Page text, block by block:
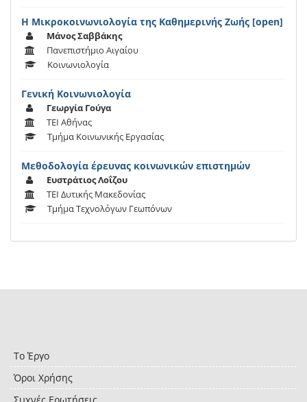
Η Μικροκοινωνιολογία της Καθημερινής Ζωής [open]
Μάνος Σαββάκης
Πανεπιστήμιο Αιγαίου
Κοινωνιολογία
Γενική Κοινωνιολογία
Γεωργία Γούγα
ΤΕΙ Αθήνας
Τμήμα Κοινωνικής Εργασίας
Μεθοδολογία έρευνας κοινωνικών επιστημών
Ευστράτιος Λοΐζου
ΤΕΙ Δυτικής Μακεδονίας
Τμήμα Τεχνολόγων Γεωπόνων
Το Έργο
Όροι Χρήσης